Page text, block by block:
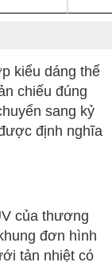
kiểu dáng thể
chiếu đúng
sang kỷ
định nghĩa
của thương
đơn hình
tản nhiệt có